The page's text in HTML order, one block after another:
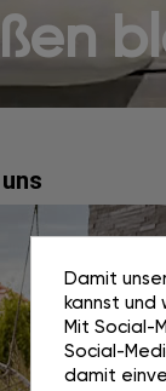
Damit
kannst und
Mit Social-
Social-
damit